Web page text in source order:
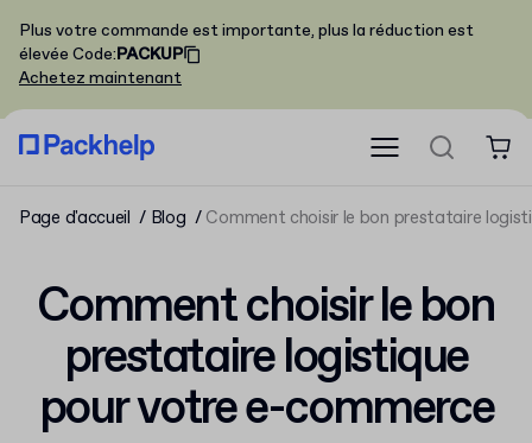
Plus votre commande est importante, plus la réduction est
élevée Code:PACKUP
Achetez maintenant
Page d'accueil Blog Comment choisir le bon prestataire
Comment choisir le bon
prestataire logistique
pour votre e-commerce